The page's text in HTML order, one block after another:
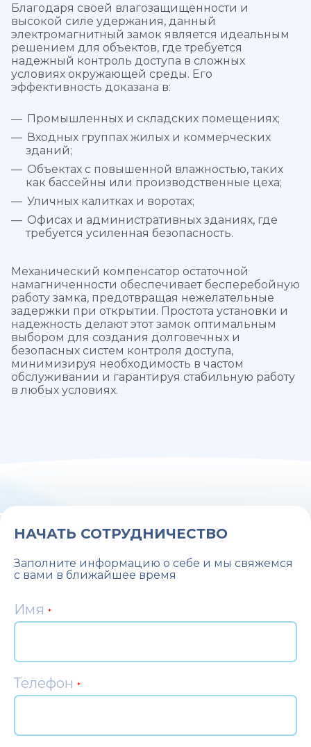
Благодаря своей влагозащищенности и
высокой силе удержания, данный
электромагнитный замок является идеальным
решением для объектов, где требуется
надежный контроль доступа в сложных
условиях окружающей среды. Его
эффективность доказана в:
Промышленных и складских помещениях;
Входных группах жилых и коммерческих
зданий;
Объектах с повышенной влажностью, таких
как бассейны или производственные цеха;
Уличных калитках и воротах;
Офисах и административных зданиях, где
требуется усиленная безопасность.
Механический компенсатор остаточной
намагниченности обеспечивает бесперебойную
работу замка, предотвращая нежелательные
задержки при открытии. Простота установки и
надежность делают этот замок оптимальным
выбором для создания долговечных и
безопасных систем контроля доступа,
минимизируя необходимость в частом
обслуживании и гарантируя стабильную работу
в любых условиях.
НАЧАТЬ СОТРУДНИЧЕСТВО
Заполните информацию о себе и мы свяжемся
с вами в ближайшее время
Имя *
Телефон *